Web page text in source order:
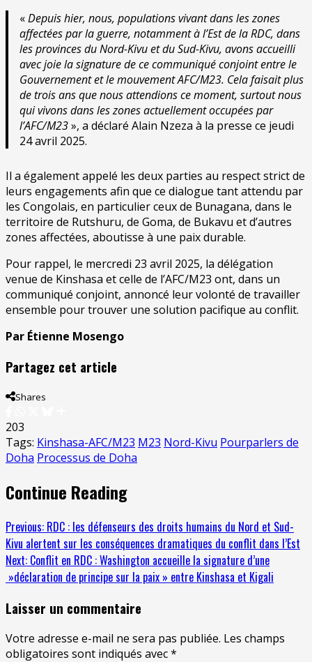
«Depuis hier, nous, populations vivant dans les zones
affectées par la guerre, notamment à l’Est de la RDC, dans
les provinces du Nord-Kivu et du Sud-Kivu, avons accueilli
avec joie la signature de ce communiqué conjoint entre le
Gouvernement et le mouvement AFC/M23. Cela faisait plus
de trois ans que nous attendions ce moment, surtout nous
qui vivons dans les zones actuellement occupées par
l’AFC/M23», a déclaré Alain Nzeza à la presse ce jeudi
24 avril 2025.
Il a également appelé les deux parties au respect strict de
leurs engagements afin que ce dialogue tant attendu par
les Congolais, en particulier ceux de Bunagana, dans le
territoire de Rutshuru, de Goma, de Bukavu et d’autres
zones affectées, aboutisse à une paix durable.
Pour rappel, le mercredi 23 avril 2025, la délégation
venue de Kinshasa et celle de l’AFC/M23 ont, dans un
communiqué conjoint, annoncé leur volonté de travailler
ensemble pour trouver une solution pacifique au conflit.
Par Étienne Mosengo
Partagez cet article
Shares
203
Tags: Kinshasa-AFC/M23 M23 Nord-Kivu Pourparlers de
Doha Processus de Doha
Continue Reading
Previous: RDC : les défenseurs des droits humains du Nord et Sud-
Kivu alertent sur les conséquences dramatiques du conflit dans l’Est
Next: Conflit en RDC : Washington accueille la signature d’une
»déclaration de principe sur la paix » entre Kinshasa et Kigali
Laisser un commentaire
Votre adresse e-mail ne sera pas publiée. Les champs
obligatoires sont indiqués avec*